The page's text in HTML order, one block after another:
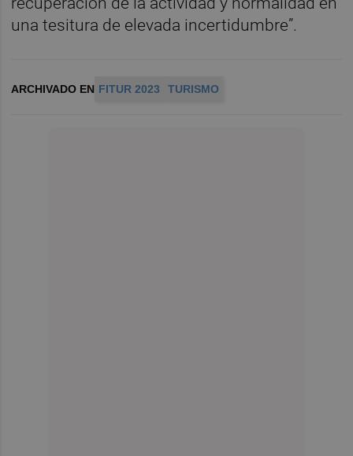
una tesitura de elevada incertidumbre”.
ARCHIVADO EN FITUR 2023 TURISMO